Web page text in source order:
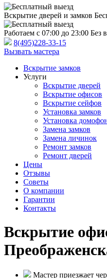
Вскрытие дверей и замков
Работаем с 07:00 до 23:00 Без
8(495)228-33-15
Вызвать мастера
Вскрытие замков
Услуги
Вскрытие дверей
Вскрытие офисов
Вскрытие сейфов
Установка замков
Установка
Замена замков
Замена личинок
Ремонт замков
Ремонт дверей
Цены
Отзывы
Советы
О компании
Гарантии
Контакты
Вскрытие
Мастер приезжает